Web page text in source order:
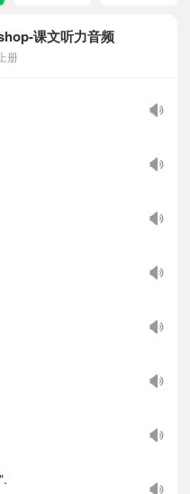
课文听力音频
册